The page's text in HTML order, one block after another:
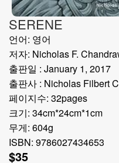
SERENE
언어: 영어
저자: Nicholas F.
출판일 : January 1, 2017
출판사 : Nicholas Filbert
페이지수: 32pages
크기: 34cm*24cm*1cm
무게: 604g
ISBN: 9786027434653
$35